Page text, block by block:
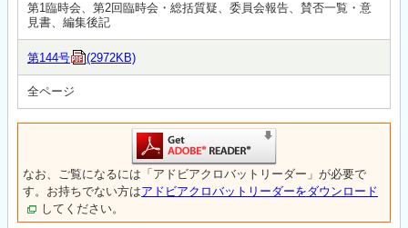
第1臨時会、第2回臨時会・総括質疑、委員会報告、賛否一覧・意
見書、編集後記
第144号 (2972KB)
全ページ
なお、ご覧になるには「アドビアクロバットリーダー」が必要で
す。お持ちでない方はアドビアクロバットリーダーをダウンロード
してください。